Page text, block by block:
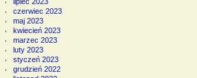
czerwiec 2023
maj 2023
kwiecień 2023
marzec 2023
luty 2023
styczeń 2023
grudzień 2022